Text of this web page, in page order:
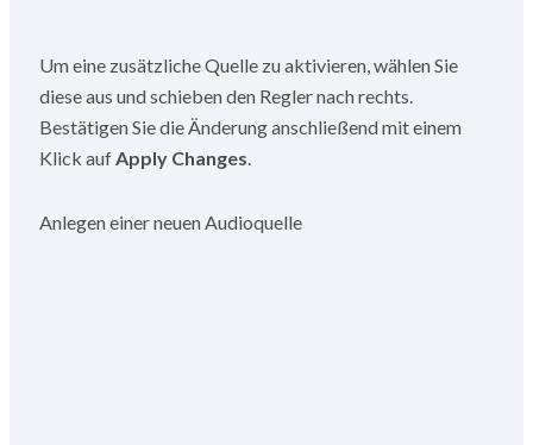
Um eine zusätzliche Quelle zu aktivieren, wählen Sie
diese aus und schieben den Regler nach rechts.
Bestätigen Sie die Änderung anschließend mit einem
Klick aufApply Changes.
Anlegen einer neuen Audioquelle